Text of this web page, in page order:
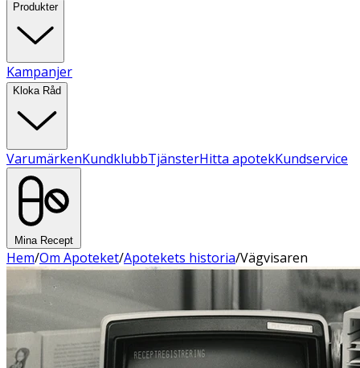
Produkter
Kampanjer
Kloka Råd
VarumärkenKundklubbTjänsterHitta apotekKundservice
Mina Recept
Hem/Om Apoteket/Apotekets historia/Vägvisaren